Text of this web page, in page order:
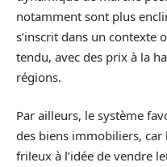
notamment sont plus
s’inscrit dans un contexte
tendu, avec des prix à la
régions.
Par ailleurs, le système
des biens immobiliers,
frileux à l’idée de vendre